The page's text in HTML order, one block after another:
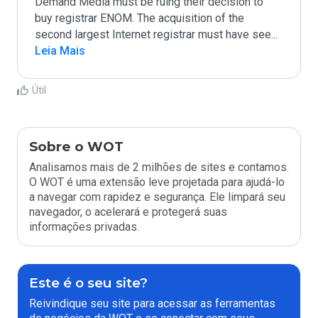
buy registrar ENOM. The acquisition of the
second largest Internet registrar must have see...
Leia Mais
Útil
Sobre o WOT
Analisamos mais de 2 milhões de sites e contamos.
O WOT é uma extensão leve projetada para ajudá-lo
a navegar com rapidez e segurança. Ele limpará seu
navegador, o acelerará e protegerá suas
informações privadas.
Este é o seu site?
Reivindique seu site para acessar as ferramentas